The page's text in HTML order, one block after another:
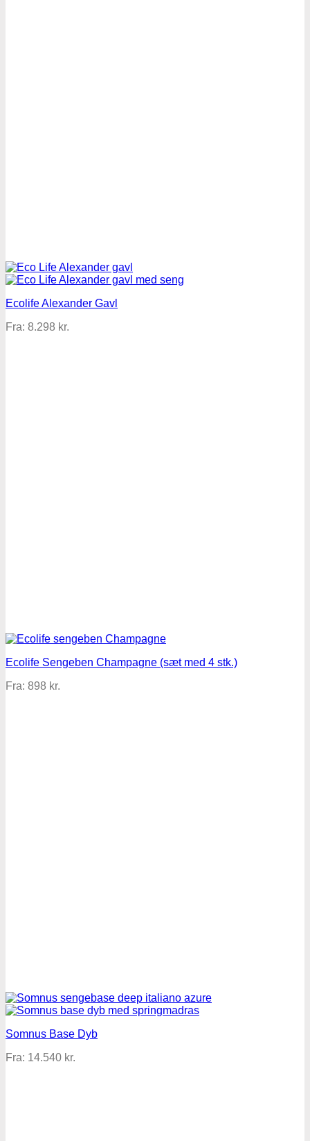
Ecolife Alexander Gavl
Fra: 8.298 kr.
Ecolife Sengeben Champagne (sæt med 4 stk.)
Fra: 898 kr.
Somnus Base Dyb
Fra: 14.540 kr.